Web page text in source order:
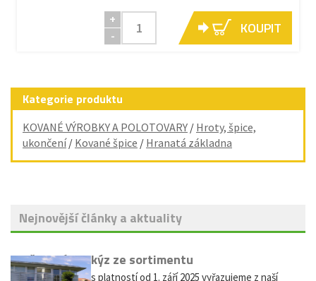
+
-
KOUPIT
Kategorie produktu
KOVANÉ VÝROBKY A POLOTOVARY / Hroty, špice,
ukončení/ Kované špice / Hranatá základna
Nejnovější články a aktuality
Vyřazení markýz ze sortimentu
Vážení zákazníci, s platností od 1. září 2025 vyřazujeme z naší